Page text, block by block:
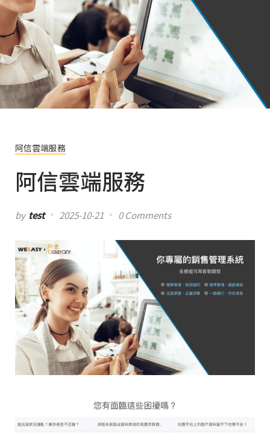
阿信雲端服務
阿信雲端服務
by test 2025-10-21 0 Comments